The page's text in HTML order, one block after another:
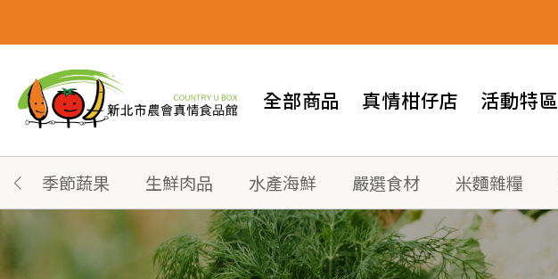
全部商品 真情柑仔店 活動特區
季節蔬果 生鮮肉品 水產海鮮 嚴選食材 米麵雜糧